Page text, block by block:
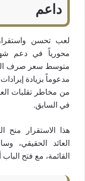
داعم
لعب تحسن
محورياً في دعم
مدعوماً بزيادة
من مخاطر تقلبات
في السابق.
هذا الاستقرار منح
العائد الحقيقي،
القائمة، مع فتح الباب